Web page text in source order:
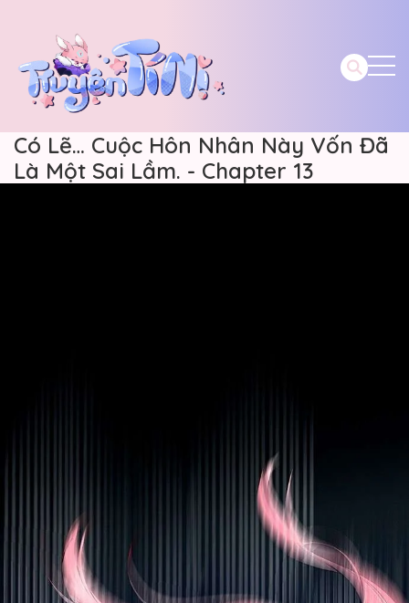
Có Lẽ… Cuộc Hôn Nhân Này Vốn Đã
Là Một Sai Lầm. - Chapter 13